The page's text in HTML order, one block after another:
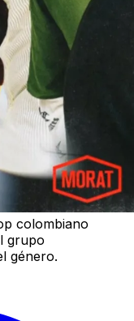
colombiano
grupo
género.